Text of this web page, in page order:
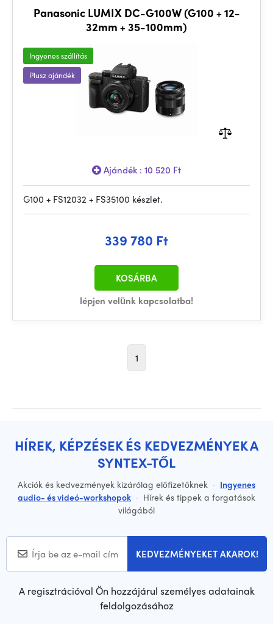
Panasonic LUMIX DC-G100W (G100 + 12-
32mm + 35-100mm)
Ingyenes szállítás
Plusz ajándék
Ajándék : 10 520 Ft
G100 + FS12032 + FS35100 készlet.
339 780 Ft
lépjen velünk kapcsolatba!
KOSÁRBA
1
HÍREK, KÉPZÉSEK ÉS KEDVEZMÉNYEK A
SYNTEX-TŐL
Akciók és kedvezmények kizárólag előfizetőknek · Ingyenes
audio- és videó-workshopok · Hírek és tippek a forgatások
világából
KEDVEZMÉNYEKET AKAROK!
A regisztrációval Ön hozzájárul személyes adatainak
feldolgozásához